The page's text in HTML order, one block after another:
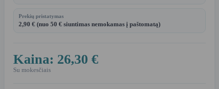
Prekių pristatymas
2,90 € (nuo 50 € siuntimas nemokamas į paštomatą)
Kaina: 26,30 €
Su mokesčiais